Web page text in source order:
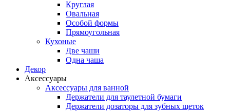
Круглая
Овальная
Особой формы
Прямоугольная
Кухоные
Две чаши
Одна чаша
Декор
Аксессуары
Аксессуары для ванной
Держатели для таулетной бумаги
Держатели дозаторы для зубных щеток